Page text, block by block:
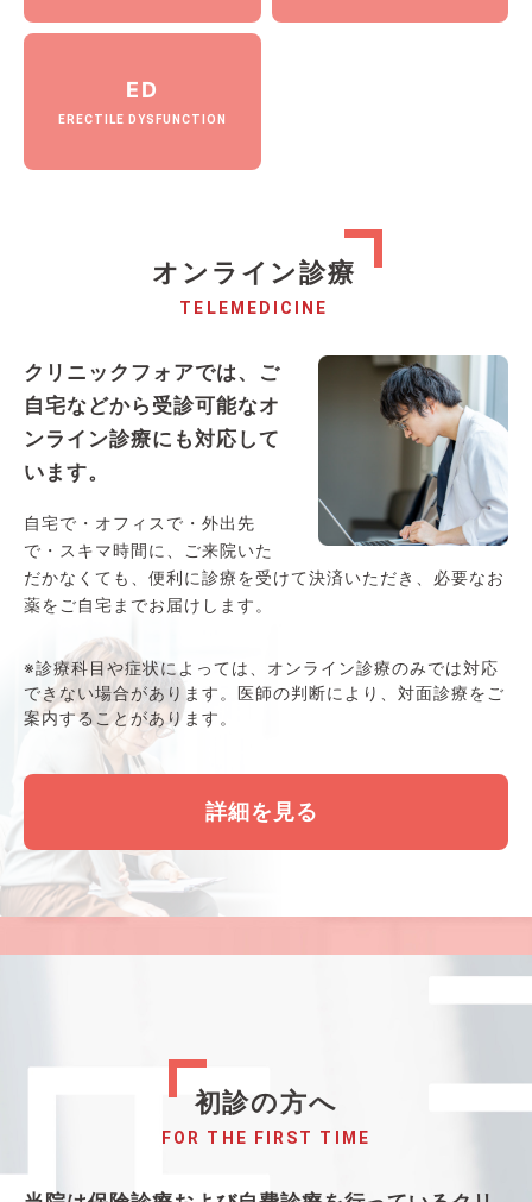
ED
ERECTILE DYSFUNCTION
オンライン診療
TELEMEDICINE
クリニックフォアでは、ご
自宅などから受診可能なオ
ンライン診療にも対応して
います。
自宅で・オフィスで・外出先
で・スキマ時間に、ご来院いた
だかなくても、便利に診療を受けて決済いただき、必要なお
薬をご自宅までお届けします。
※診療科目や症状によっては、オンライン診療のみでは対応
できない場合があります。医師の判断により、対面診療をご
案内することがあります。
詳細を見る
初診の方へ
FOR THE FIRST TIME